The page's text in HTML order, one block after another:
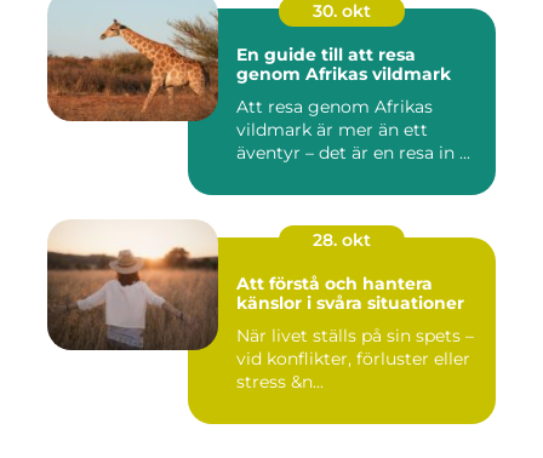
30. okt
En guide till att resa
genom Afrikas vildmark
Att resa genom Afrikas
vildmark är mer än ett
äventyr – det är en resa in ...
28. okt
Att förstå och hantera
känslor i svåra situationer
När livet ställs på sin spets –
vid konflikter, förluster eller
stress &n...